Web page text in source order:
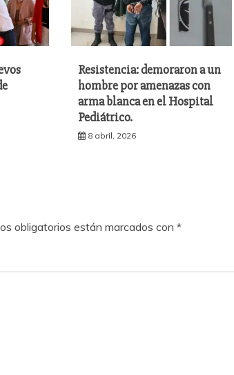
Resistencia: demoraron a un
hombre por amenazas con
arma blanca en el Hospital
Pediátrico.
8 abril, 2026
obligatorios están marcados con *